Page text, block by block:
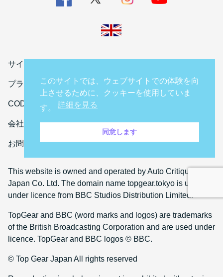
サイト利用規約
プライバシーポリシー
CODE OF CONDUCT
会社概要
お問い合わせ
This website is owned and operated by Auto Critique
Japan Co. Ltd. The domain name topgear.tokyo is used
under licence from BBC Studios Distribution Limited.
TopGear and BBC (word marks and logos) are trademarks
of the British Broadcasting Corporation and are used under
licence. TopGear and BBC logos © BBC.
© Top Gear Japan All rights reserved
このサイトでは、ウェブサイトでの体験を向
上させるために、クッキーを使用していま
す。 詳細を見る
同意します